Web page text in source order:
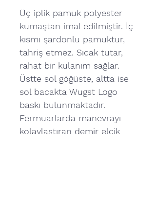
Üç iplik pamuk polyester
kumaştan imal edilmiştir. İç
kısmı şardonlu pamuktur,
tahriş etmez. Sıcak tutar,
rahat bir kulanım sağlar.
Üstte sol göğüste, altta ise
sol bacakta Wugst Logo
baskı bulunmaktadır.
Fermuarlarda manevrayı
kolaylaştıran demir elcik